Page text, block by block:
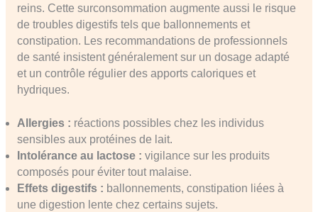
reins. Cette surconsommation augmente aussi le risque
de troubles digestifs tels que ballonnements et
constipation. Les recommandations de professionnels
de santé insistent généralement sur un dosage adapté
et un contrôle régulier des apports caloriques et
hydriques.
Allergies : réactions possibles chez les individus
sensibles aux protéines de lait.
Intolérance au lactose : vigilance sur les produits
composés pour éviter tout malaise.
Effets digestifs : ballonnements, constipation liées à
une digestion lente chez certains sujets.